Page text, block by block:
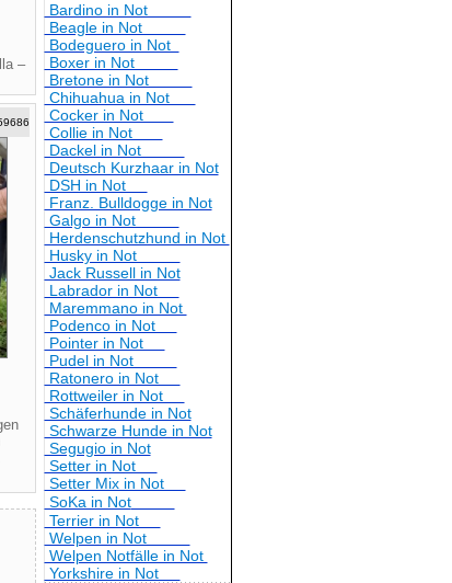
–
Bardino in Not
Beagle in Not
Bodeguero in Not
Boxer in Not
Bretone in Not
Chihuahua in Not
Cocker in Not
Collie in Not
Dackel in Not
Deutsch Kurzhaar in Not
DSH in Not
Franz. Bulldogge in Not
Galgo in Not
Herdenschutzhund in Not
Husky in Not
Jack Russell in Not
Labrador in Not
Maremmano in Not
Podenco in Not
Pointer in Not
Pudel in Not
Ratonero in Not
Rottweiler in Not
Schäferhunde in Not
Schwarze Hunde in Not
Segugio in Not
Setter in Not
Setter Mix in Not
SoKa in Not
Terrier in Not
Welpen in Not
Welpen Notfälle in Not
Yorkshire in Not